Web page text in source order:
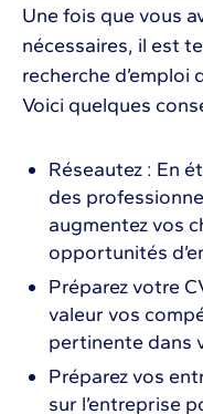
Une fois que vous
nécessaires, il est
recherche
Voici quelques
Réseautez : En
des
augmentez vos
opportunités
Préparez votre
valeur vos
pertinente dans
Préparez vos
sur l’entreprise